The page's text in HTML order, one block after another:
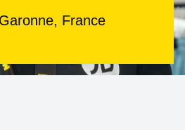
France